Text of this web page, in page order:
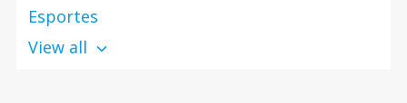
Esportes
View all